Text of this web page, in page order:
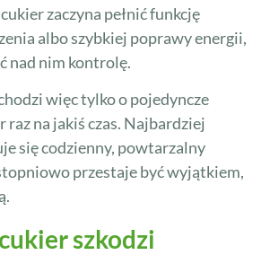
zaczyna pełnić funkcję
albo szybkiej poprawy energii,
nad nim kontrolę.
więc tylko o pojedyncze
raz na jakiś czas. Najbardziej
się codzienny, powtarzalny
przestaje być wyjątkiem,
szkodzi